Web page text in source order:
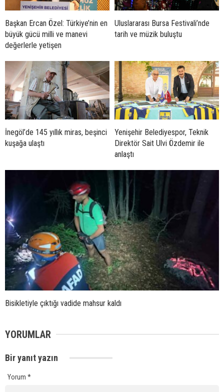
Başkan Ercan Özel: Türkiye’nin en
büyük gücü milli ve manevi
değerlerle yetişen
Uluslararası Bursa Festivali’nde
tarih ve müzik buluştu
İnegöl’de 145 yıllık miras, beşinci
kuşağa ulaştı
Yenişehir Belediyespor, Teknik
Direktör Sait Ulvi Özdemir ile
anlaştı
Bisikletiyle çıktığı vadide mahsur kaldı
YORUMLAR
Bir yanıt yazın
Yorum *